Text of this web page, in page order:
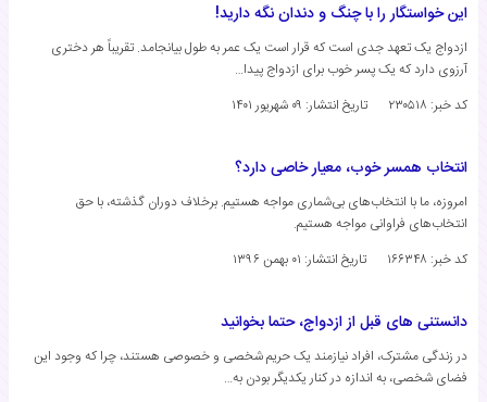
این خواستگار را با چنگ و دندان نگه دارید!
ازدواج یک تعهد جدی است که قرار است یک عمر به طول بیانجامد. تقریباً هر دختری
آرزوی دارد که یک پسر خوب برای ازدواج پیدا…
کد خبر: ۲۳۰۵۱۸
تاریخ انتشار: ۰۹ شهریور ۱۴۰۱
انتخاب همسر خوب، معیار خاصی دارد؟
امروزه، ما با انتخاب‌های بی‌شماری مواجه هستیم. برخلاف دوران گذشته، با حق
انتخاب‌های فراوانی مواجه هستیم.
کد خبر: ۱۶۶۳۴۸
تاریخ انتشار: ۰۱ بهمن ۱۳۹۶
دانستنی های قبل از ازدواج، حتما بخوانید
در زندگی مشترک، افراد نیازمند یک حریم شخصی و خصوصی هستند، چرا که وجود این
فضای شخصی، به اندازه در کنار یکدیگر بودن به…